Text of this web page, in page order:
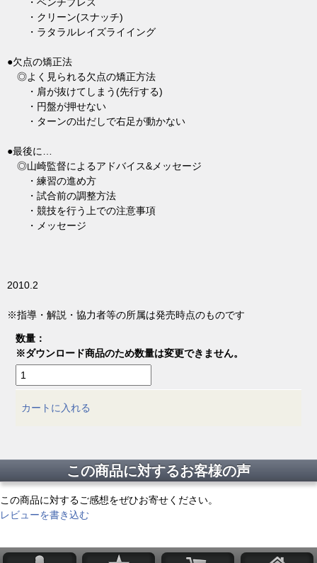
・クリーン(スナッチ)
・ラタラルレイズライイング
●欠点の矯正法
◎よく見られる欠点の矯正方法
・肩が抜けてしまう(先行する)
・円盤が押せない
・ターンの出だしで右足が動かない
●最後に…
◎山崎監督によるアドバイス&メッセージ
・練習の進め方
・試合前の調整方法
・競技を行う上での注意事項
・メッセージ
2010.2
※指導・解説・協力者等の所属は発売時点のものです
数量：
※ダウンロード商品のため数量は変更できません。
カートに入れる
この商品に対するお客様の声
この商品に対するご感想をぜひお寄せください。
レビューを書き込む